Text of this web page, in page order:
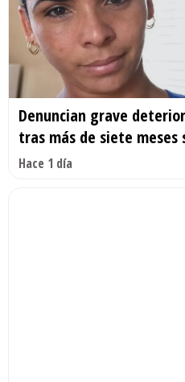
Denuncian grave
tras más de siete
Hace 1 día